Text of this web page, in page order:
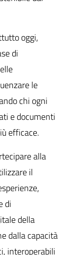
oggi,
di
le
chi ogni
e documenti
efficace.
alla
il
di
della
dalla capacità
interoperabili